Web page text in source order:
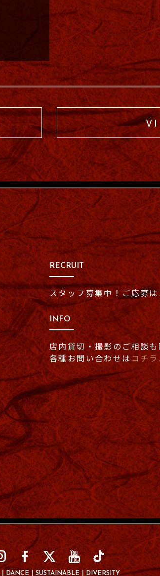
V I
RECRUIT
スタッフ募集中！ご応募は
INFO
店内貸切・撮影のご相談
各種お問い合わせはコチ
DANCE SUSTAINABLE DIVERSITY